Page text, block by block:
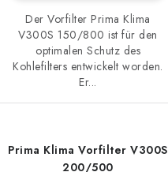
Der Vorfilter Prima Klima
V300S 150/800 ist für den
optimalen Schutz des
Kohlefilters entwickelt worden.
Er...
Prima Klima Vorfilter V300S
200/500